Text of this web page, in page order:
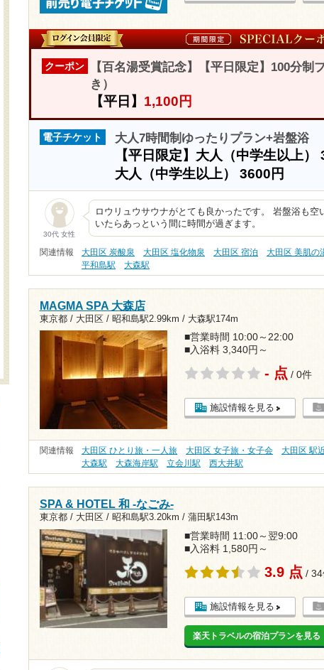
クーポン
【百名湯受賞記念】【平日限定】100分制
き）
【平日】 1,100円
電子チケット 大人7時間制ゆったりプラン+岩盤浴
【平日限定】大人（中学生以上）
大人（中学生以上） 3600円
30代 女性
ロウリュウサウナがとても良かったです。 岩盤浴も
いたらあっという間に時間が過ぎます。
関連情報 大田区 炭酸泉 大田区 塩化物泉 大田区 宿泊 大田区 美肌の
平和島駅
大森駅
MAGMA SPA 大森店
東京都 / 大田区 / 昭和島駅2.99km / 大森駅174m
■営業時間 10:00～22:00
■入浴料 3,340円～
- 点 / 0件
施設情報を見る
関連情報 大田区 ひとり旅・一人旅 大田区 女子旅・女子会 大田区 駅
大森駅
大森海岸駅 立会川駅 西大井駅
SPA & HOTEL 和 -なごみ-
東京都 / 大田区 / 昭和島駅3.20km / 蒲田駅143m
■営業時間 11:00～翌9:00
■入浴料 1,580円～
3.9 点 / 34
施設情報を見る
楽天トラベルの宿泊プランを見る